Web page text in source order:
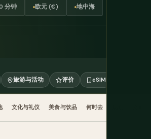
分钟 欧元 (€) 地中海
旅游与活动 评价 eSIM
文化与礼仪 美食与饮品 何时去